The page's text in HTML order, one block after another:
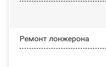
Ремонт лонжерона